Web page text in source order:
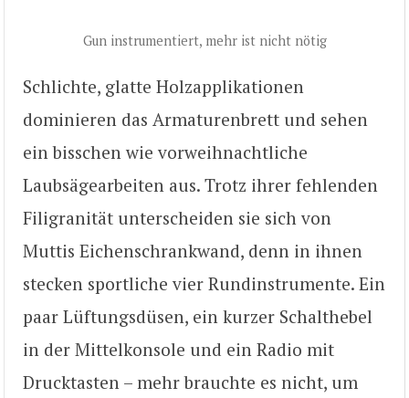
Gun instrumentiert, mehr ist nicht nötig
Schlichte, glatte Holzapplikationen
dominieren das Armaturenbrett und sehen
ein bisschen wie vorweihnachtliche
Laubsägearbeiten aus. Trotz ihrer fehlenden
Filigranität unterscheiden sie sich von
Muttis Eichenschrankwand, denn in ihnen
stecken sportliche vier Rundinstrumente. Ein
paar Lüftungsdüsen, ein kurzer Schalthebel
in der Mittelkonsole und ein Radio mit
Drucktasten – mehr brauchte es nicht, um